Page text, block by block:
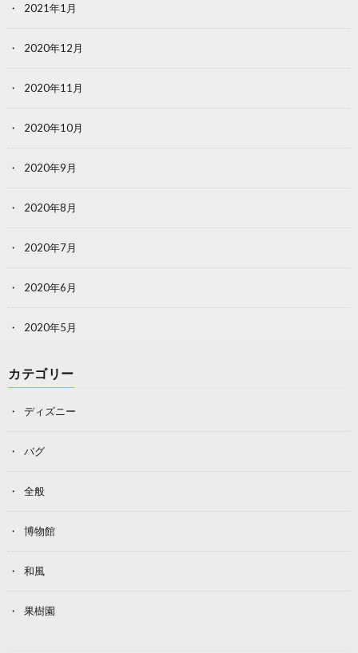
2021年1月
2020年12月
2020年11月
2020年10月
2020年9月
2020年8月
2020年7月
2020年6月
2020年5月
カテゴリー
ディズニー
バグ
全般
博物館
和風
果樹園